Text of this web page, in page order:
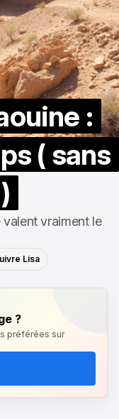
:
( sans
vraiment le
Lisa
?
préférées sur